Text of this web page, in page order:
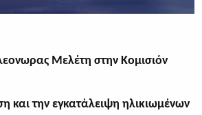
Μελέτη στην Κομισιόν
καιτην εγκατάλειψη ηλικιωμένων